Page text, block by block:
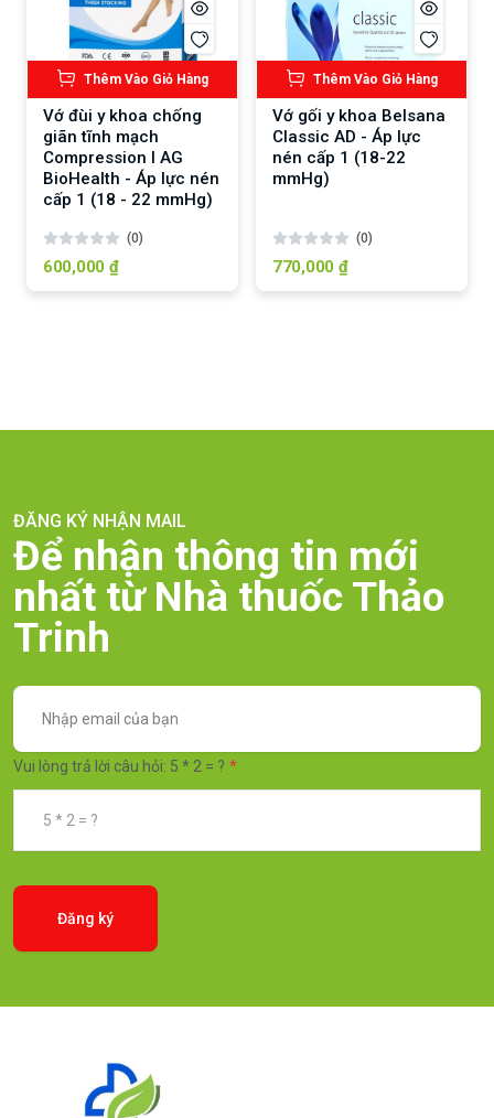
Thêm Vào Giỏ Hàng
Vớ đùi y khoa chống
giãn tĩnh mạch
Compression I AG
BioHealth - Áp lực nén
cấp 1 (18 - 22 mmHg)
(0)
600,000 ₫
Thêm Vào Giỏ Hàng
Vớ gối y khoa Belsana
Classic AD - Áp lực
nén cấp 1 (18-22
mmHg)
(0)
770,000 ₫
ĐĂNG KÝ NHẬN MAIL
Để nhận thông tin mới
nhất từ Nhà thuốc Thảo
Trinh
Vui lòng trả lời câu hỏi: 5 * 2 = ?
Đăng ký